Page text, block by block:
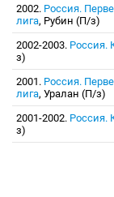
2002. Россия.
лига, Рубин (П/з)
2002-2003. Россия.
з)
2001. Россия.
лига, Уралан (П/з)
2001-2002. Россия.
з)